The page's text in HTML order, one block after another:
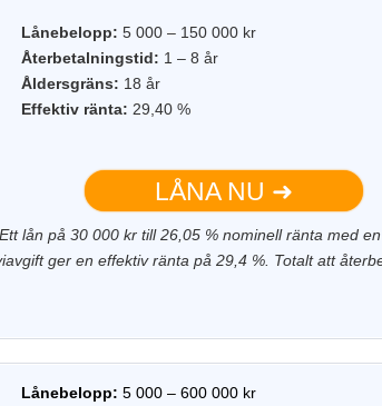
Lånebelopp: 5 000 – 150 000 kr
Återbetalningstid: 1 – 8 år
Åldersgräns: 18 år
Effektiv ränta: 29,40 %
LÅNA NU ➜
lån på 30 000 kr till 26,05 % nominell ränta med
ger en effektiv ränta på 29,4 %. Totalt att
Lånebelopp: 5 000 – 600 000 kr